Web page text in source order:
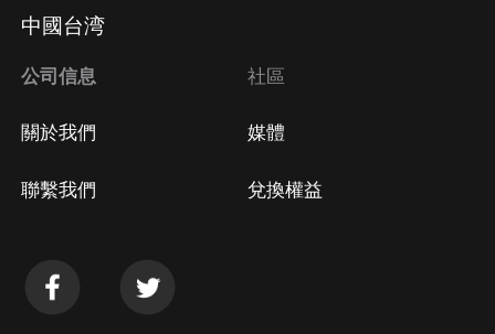
中國台湾
公司信息
關於我們
聯繫我們
社區
媒體
兌換權益